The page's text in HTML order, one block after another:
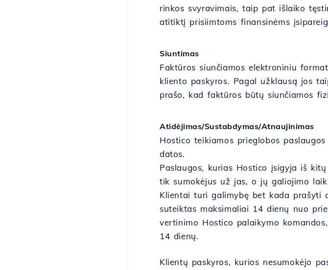
rinkos svyravimais, taip pat išlaiko
atitiktį prisiimtoms finansinėms
Siuntimas
Faktūros siunčiamos elektroniniu
kliento paskyros. Pagal užklausą jos
prašo, kad faktūros būtų siunčiamos
Atidėjimas/Sustabdymas/Atnaujinimas
Hostico teikiamos prieglobos
datos.
Paslaugos, kurias Hostico įsigyja iš
tik sumokėjus už jas, o jų galiojimo
Klientai turi galimybę bet kada prašyti
suteiktas maksimaliai 14 dienų nuo
vertinimo Hostico palaikymo
14 dienų.
Klientų paskyros, kurios nesumokėjo